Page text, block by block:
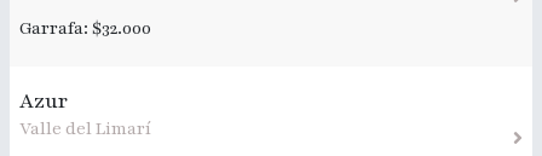
Garrafa: $32.000
Azur
Valle del Limarí